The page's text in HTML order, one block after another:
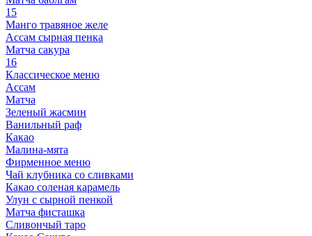
15
Манго травяное желе
Ассам сырная пенка
Матча сакура
16
Классическое меню
Ассам
Матча
Зеленый жасмин
Ванильный раф
Какао
Малина-мята
Фирменное меню
Чай клубника со сливками
Какао соленая карамель
Улун с сырной пенкой
Матча фисташка
Сливончый таро